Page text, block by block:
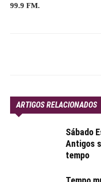
99.9 FM.
ARTIGOS RELACIONADOS
Sábado
Antigos
tempo